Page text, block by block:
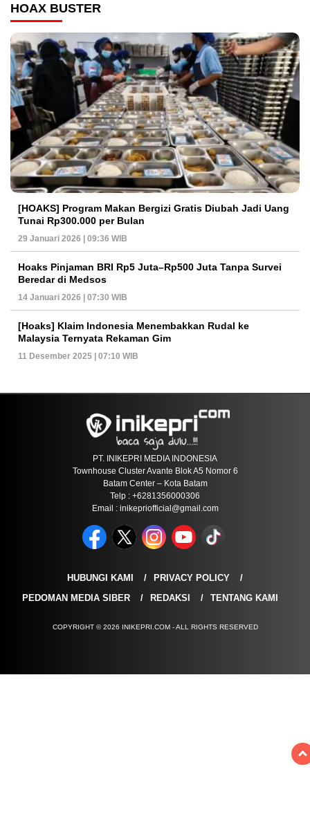
HOAX BUSTER
[HOAKS] Program Makan Bergizi Gratis Diubah Jadi Uang
Tunai Rp300.000 per Bulan
29 Januari 2026 | 09:36 WIB
Hoaks Pinjaman BRI Rp5 Juta–Rp500 Juta Tanpa Survei
Beredar di Medsos
14 Januari 2026 | 07:30 WIB
[Hoaks] Klaim Indonesia Menembakkan Rudal ke
Malaysia Ternyata Rekaman Gim
11 Desember 2025 | 07:10 WIB
PT. INIKEPRI MEDIA INDONESIA
Townhouse Cluster Avante Blok A5 Nomor 6
Batam Center – Kota Batam
Telp : +6281356000306
Email : inikepriofficial@gmail.com
HUBUNGI KAMI
PRIVACY POLICY
PEDOMAN MEDIA SIBER
REDAKSI TENTANG KAMI
COPYRIGHT © 2026 INIKEPRI.COM - ALL RIGHTS RESERVED